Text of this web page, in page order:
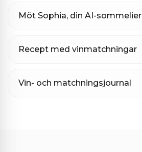
Möt Sophia, din AI-sommelier
Recept med vinmatchningar
Vin- och matchningsjournal